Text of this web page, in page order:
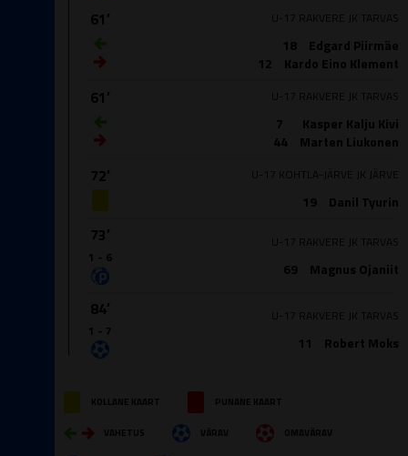
61′
18
Edgard Piirmäe
12
Kardo Eino Klement
U-17 RAKVERE JK TARVAS
61′
7
Kasper Kalju Kivi
44
Marten Liukonen
U-17 RAKVERE JK TARVAS
72′
19 Danil Tyurin
U-17 KOHTLA-JÄRVE JK JÄRVE
73′
1 - 6
69 Magnus Ojaniit
U-17 RAKVERE JK TARVAS
84′
1 - 7
11 Robert Moks
U-17 RAKVERE JK TARVAS
KOLLANE KAART PUNANE KAART
VAHETUS VÄRAV OMAVÄRAV